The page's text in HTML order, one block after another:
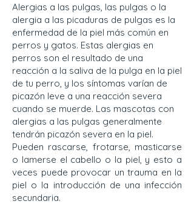
Alergias a las pulgas, las pulgas o la
alergia a las picaduras de pulgas es la
enfermedad de la piel más común en
perros y gatos. Estas alergias en
perros son el resultado de una
reacción a la saliva de la pulga en la piel
de tu perro, y los síntomas varían de
picazón leve a una reacción severa
cuando se muerde. Las mascotas con
alergias a las pulgas generalmente
tendrán picazón severa en la piel.
Pueden rascarse, frotarse, masticarse
o lamerse el cabello o la piel, y esto a
veces puede provocar un trauma en la
piel o la introducción de una infección
secundaria.